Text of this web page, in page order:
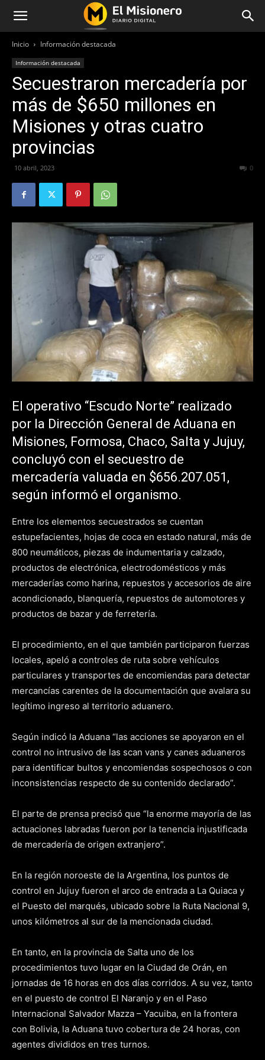
Inicio Información destacada
Información destacada
Secuestraron mercadería por
más de $650 millones en
Misiones y otras cuatro
provincias
10 abril, 2023 0
El operativo “Escudo Norte” realizado
por la Dirección General de Aduana en
Misiones, Formosa, Chaco, Salta y Jujuy,
concluyó con el secuestro de
mercadería valuada en $656.207.051,
según informó el organismo.
Entre los elementos secuestrados se cuentan
estupefacientes, hojas de coca en estado natural, más de
800 neumáticos, piezas de indumentaria y calzado,
productos de electrónica, electrodomésticos y más
mercaderías como harina, repuestos y accesorios de aire
acondicionado, blanquería, repuestos de automotores y
productos de bazar y de ferretería.
El procedimiento, en el que también participaron fuerzas
locales, apeló a controles de ruta sobre vehículos
particulares y transportes de encomiendas para detectar
mercancías carentes de la documentación que avalara su
legítimo ingreso al territorio aduanero.
Según indicó la Aduana “las acciones se apoyaron en el
control no intrusivo de las scan vans y canes aduaneros
para identificar bultos y encomiendas sospechosos o con
inconsistencias respecto de su contenido declarado”.
El parte de prensa precisó que “la enorme mayoría de las
actuaciones labradas fueron por la tenencia injustificada
de mercadería de origen extranjero”.
En la región noroeste de la Argentina, los puntos de
control en Jujuy fueron el arco de entrada a La Quiaca y
el Puesto del marqués, ubicado sobre la Ruta Nacional 9,
unos kilómetros al sur de la mencionada ciudad.
En tanto, en la provincia de Salta uno de los
procedimientos tuvo lugar en la Ciudad de Orán, en
jornadas de 16 horas en dos días corridos. A su vez, tanto
en el puesto de control El Naranjo y en el Paso
Internacional Salvador Mazza – Yacuiba, en la frontera
con Bolivia, la Aduana tuvo cobertura de 24 horas, con
agentes divididos en tres turnos.